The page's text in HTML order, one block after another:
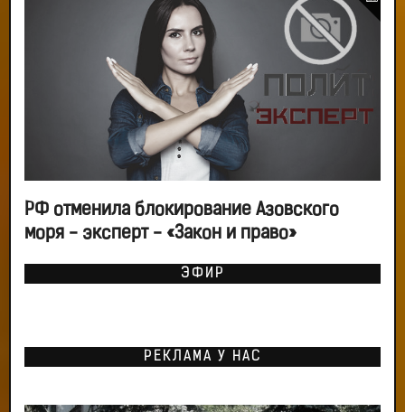
РФ отменила блокирование Азовского
моря - эксперт - «Закон и право»
ЭФИР
РЕКЛАМА У НАС